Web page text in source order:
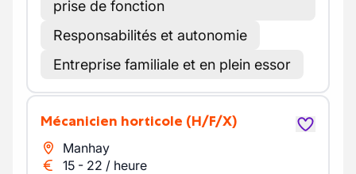
prise de fonction
Responsabilités et autonomie
Entreprise familiale et en plein essor
Mécanicien horticole (H/F/X)
Manhay
15 - 22 / heure